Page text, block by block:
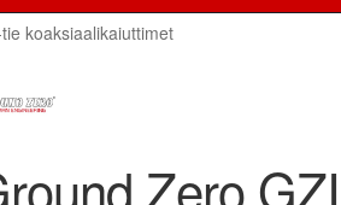
koaksiaalikaiuttimet
Zero